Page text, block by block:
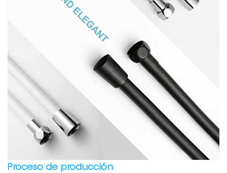
Proceso de producción